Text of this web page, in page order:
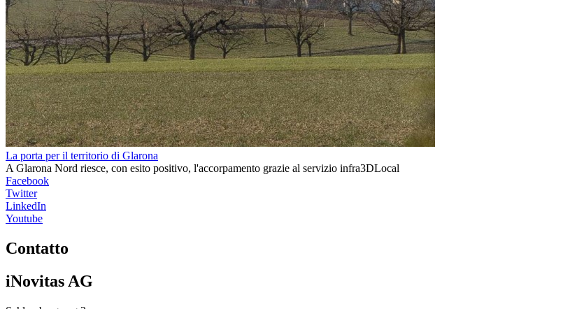
La porta per il territorio di Glarona
A Glarona Nord riesce, con esito positivo, l'accorpamento grazie al servizio infra3DLocal
Facebook
Twitter
LinkedIn
Youtube
Contatto
iNovitas AG